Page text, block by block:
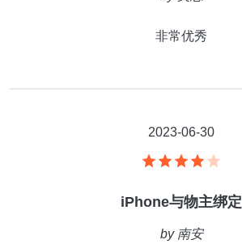
非常优秀
2023-06-30
iPhone与物主绑定
by 南安